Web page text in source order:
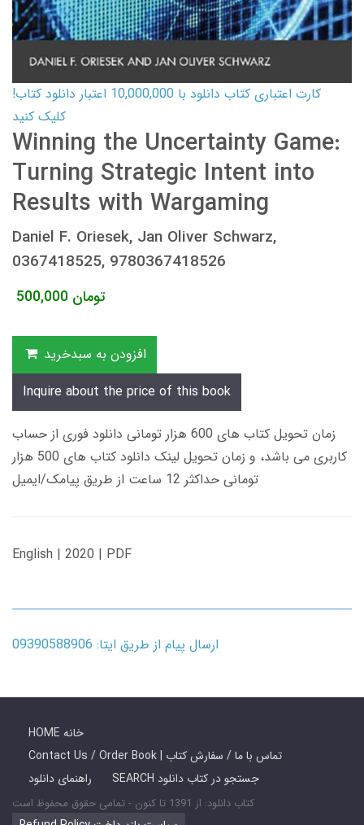
کارت اعتباری کتاب دانلود با 10,000,000 اعتبار دانلود کتاب!
کلیک کنید
Winning the Uncertainty Game:
Turning Strategic Intent into
Results with Wargaming
Daniel F. Oriesek, Jan Oliver Schwarz,
0367418525, 9780367418526
500,000 تومان
افزودن به سبدخرید
Inquire about the price of this book
زمان تحویل کتاب های 600 هزار تومانی دانلود فوری از حساب
کاربری می باشد، و زمان تحویل لینک دانلود کتاب های 500 هزار
تومانی حداکثر 12 ساعت از طریق پیامک/ایمیل
English | 2020 | PDF
ارسال پیام از طریق ایتا: 09390588906
HOME خانه
Contact Us / Order Book | تماس با ما / سفارش کتاب
راهنمای دانلود
SEARCH جستجو در کتاب دانلود
کتاب دانلود: از 1391 تا کنون - تمامی حقوق محفوظ است